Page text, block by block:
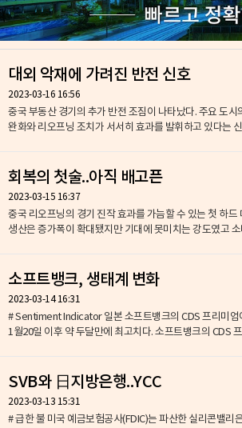
대외 악재에 가려진 반전 신호
2023-03-16 16:56
중국 부동산 경기의 추가 반전 조짐이 나타났다. 주요 도
완화와 리오프닝 조치가 서서히 효과를 발휘하고 있다는
회복의 첫술..아직 배고픈
2023-03-15 16:37
중국 리오프닝의 경기 진작 효과를 가늠할 수 있는 첫 하
생산은 증가폭이 확대됐지만 기대에 못미치는 강도였고
소프트뱅크, 생태계 변화
2023-03-14 16:31
# Sentiment Indicator 일본 소프트뱅크의 CDS 프리미
1월20일 이후 약 두달만에 최고치다. 소프트뱅크의 CDS
SVB와 日지방은행..YCC
2023-03-13 15:31
# 급한 불 미국 예금보험공사(FDIC)는 파산한 실리콘밸